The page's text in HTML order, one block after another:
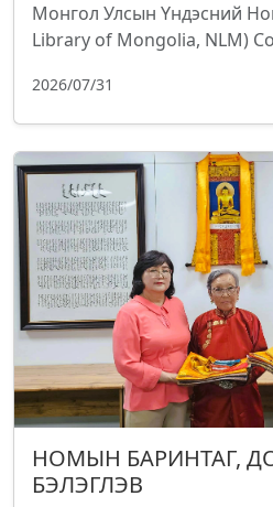
Монгол Улсын Үндэсний
Library of Mongolia, NLM)
2026/07/31
НОМЫН БАРИНТАГ,
БЭЛЭГЛЭВ